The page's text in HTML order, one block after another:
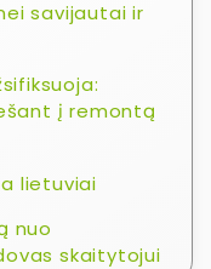
savijautai ir
į remontą
lietuviai
nuo
skaitytojui